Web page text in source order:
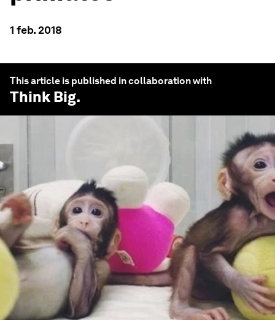
1 feb. 2018
This article is published in collaboration with
Think Big.